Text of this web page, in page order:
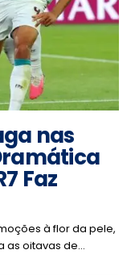
nas
Faz
à flor da pele,
as oitavas de…